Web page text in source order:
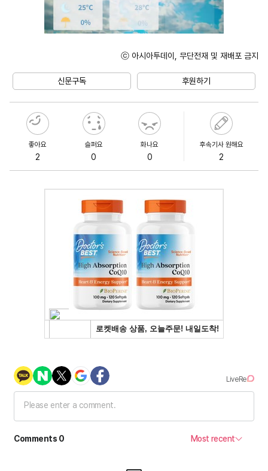
ⓒ 아시아투데이, 무단전재 및 재배포 금지
신문구독 후원하기
좋아요
2
슬퍼요
0
화나요
0
후속기사 원해요
2